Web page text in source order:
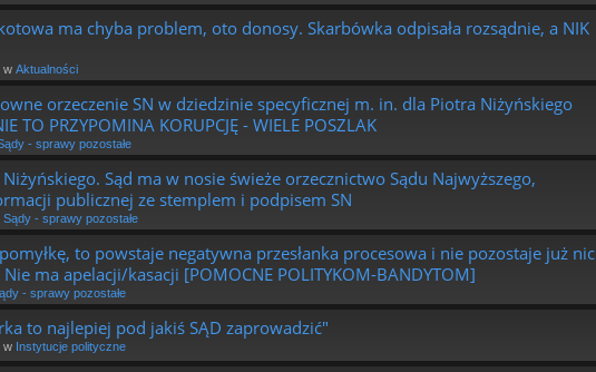
ma chyba problem, oto donosy. Skarbówka odpisała rozsądnie, a NIK
w Aktualności
orzeczenie SN w dziedzinie specyficznej m. in. dla Piotra Niżyńskiego
TO PRZYPOMINA KORUPCJĘ - WIELE POSZLAK
- sprawy pozostałe
Sąd ma w nosie świeże orzecznictwo Sądu Najwyższego,
publicznej ze stemplem i podpisem SN
Sądy - sprawy pozostałe
to powstaje negatywna przesłanka procesowa i nie pozostaje już nic
ma apelacji/kasacji [POMOCNE POLITYKOM-BANDYTOM]
- sprawy pozostałe
to najlepiej pod jakiś SĄD zaprowadzić"
w Instytucje polityczne